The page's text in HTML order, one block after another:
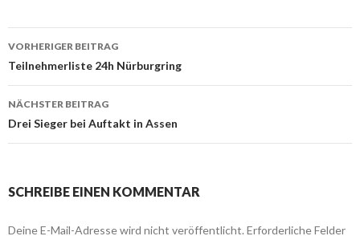
Beitrags-
Navigation
VORHERIGER BEITRAG
Teilnehmerliste 24h Nürburgring
NÄCHSTER BEITRAG
Drei Sieger bei Auftakt in Assen
SCHREIBE EINEN KOMMENTAR
Deine E-Mail-Adresse wird nicht veröffentlicht. Erforderliche Felder